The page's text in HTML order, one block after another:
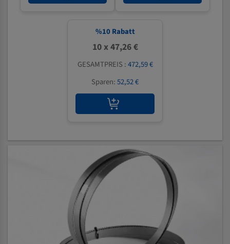
%10 Rabatt
10 x 47,26 €
GESAMTPREIS :472,59 €
Sparen:52,52 €